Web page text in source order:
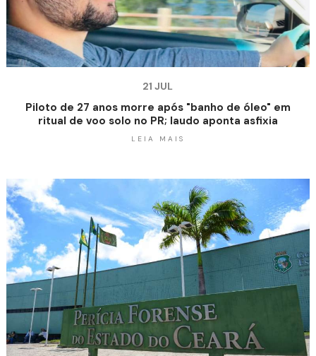
21 JUL
Piloto de 27 anos morre após "banho de óleo" em
ritual de voo solo no PR; laudo aponta asfixia
LEIA MAIS